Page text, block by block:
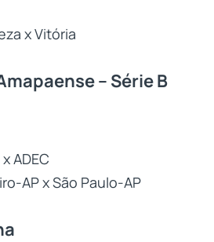
x Vitória
– Série B
ADEC
AP x São Paulo-AP